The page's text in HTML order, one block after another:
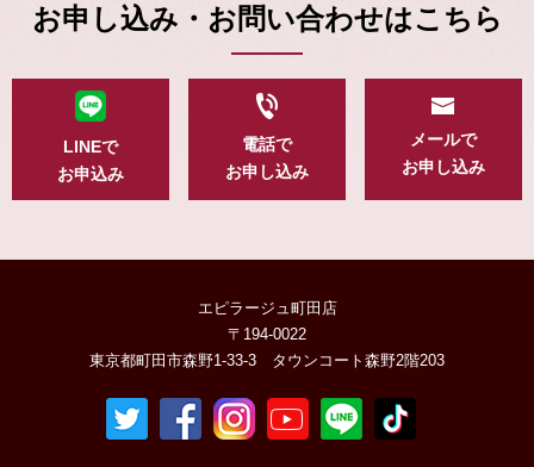
お申し込み・お問い合わせはこちら
LINEで
お申込み
電話で
お申し込み
メールで
お申し込み
エピラージュ町田店
〒194-0022
東京都町田市森野1-33-3 タウンコート森野2階203